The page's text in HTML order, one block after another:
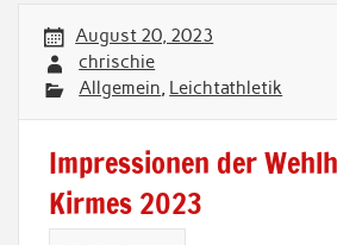
August 20, 2023
chrischie
Allgemein, Leichtathletik
Impressionen der
Kirmes 2023